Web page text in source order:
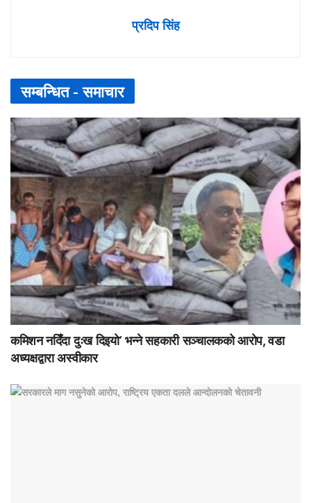
प्रदिप सिंह
सम्बन्धित -समाचार
कमिशन नदिँदा दुःख दिइयो’ भन्ने सहकारी सञ्चालकको आरोप, वडा
अध्यक्षद्वारा अस्वीकार